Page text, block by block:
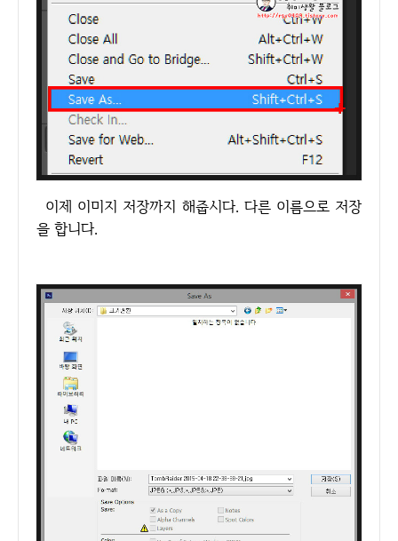
이제 이미지 저장까지 해줍시다. 다른 이름으로 저장
을 합니다.